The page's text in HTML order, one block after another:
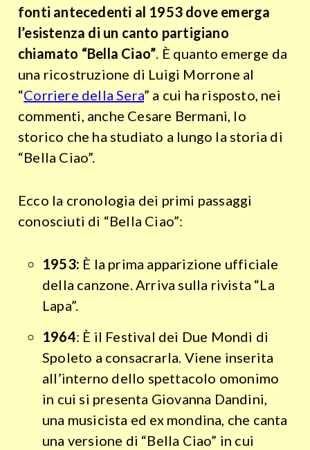
fonti antecedenti al 1953 dove emerga
l’esistenza di un canto partigiano
chiamato “Bella Ciao”. È quanto emerge da
una ricostruzione di Luigi Morrone al
“Corriere della Sera” a cui ha risposto, nei
commenti, anche Cesare Bermani, lo
storico che ha studiato a lungo la storia di
“Bella Ciao”.
Ecco la cronologia dei primi passaggi
conosciuti di “Bella Ciao”:
1953: È la prima apparizione ufficiale
della canzone. Arriva sulla rivista “La
Lapa”.
1964: È il Festival dei Due Mondi di
Spoleto a consacrarla. Viene inserita
all’interno dello spettacolo omonimo
in cui si presenta Giovanna Dandini,
una musicista ed ex mondina, che canta
una versione di “Bella Ciao” in cui